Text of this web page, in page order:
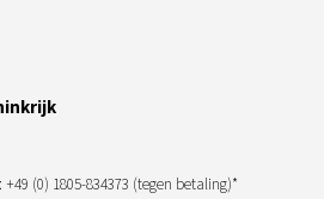
(0) 1805-834373 (tegen betaling)*